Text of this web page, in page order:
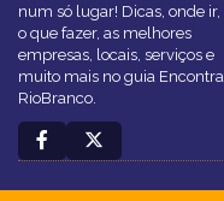
num só lugar! Dicas, onde ir,
o que fazer, as melhores
empresas, locais, serviços e
muito mais no guia Encontra
RioBranco.